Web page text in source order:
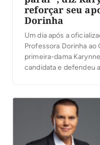
reforçar seu
Dorinha
Um dia após a
Professora Dorinha ao
primeira-dama
candidata e defendeu
publicado nesta